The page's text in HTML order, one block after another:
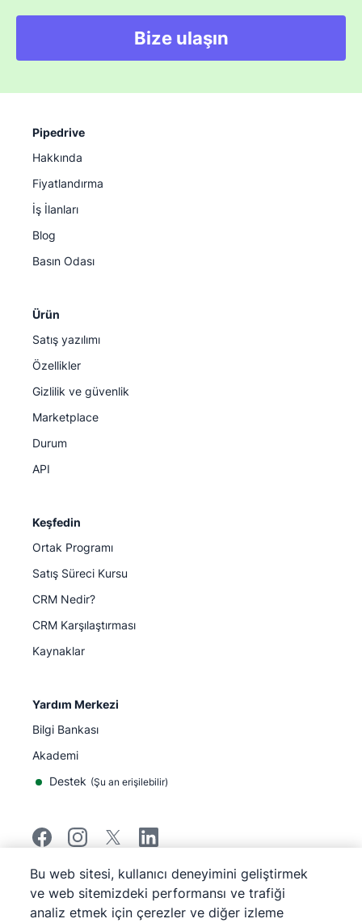
Bize ulaşın
Pipedrive
Hakkında
Fiyatlandırma
İş İlanları
Blog
Basın Odası
Ürün
Satış yazılımı
Özellikler
Gizlilik ve güvenlik
Marketplace
Durum
API
Keşfedin
Ortak Programı
Satış Süreci Kursu
CRM Nedir?
CRM Karşılaştırması
Kaynaklar
Yardım Merkezi
Bilgi Bankası
Akademi
Destek (Şu an erişilebilir)
© 2026Pipedrive
Pipedrive
Hizmet Koşulları
Pipedrive
Gizlilik Bildirimi
Bu web sitesi, kullanıcı deneyimini geliştirmek
ve web sitemizdeki performansı ve trafiği
analiz etmek için çerezler ve diğer izleme